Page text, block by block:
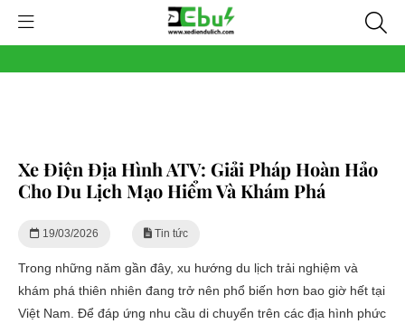
Xe Điện Địa Hình ATV: Giải Pháp Hoàn Hảo
Cho Du Lịch Mạo Hiểm Và Khám Phá
19/03/2026 Tin tức
Trong những năm gần đây, xu hướng du lịch trải nghiệm và
khám phá thiên nhiên đang trở nên phổ biến hơn bao giờ hết tại
Việt Nam. Để đáp ứng nhu cầu di chuyển trên các địa hình phức